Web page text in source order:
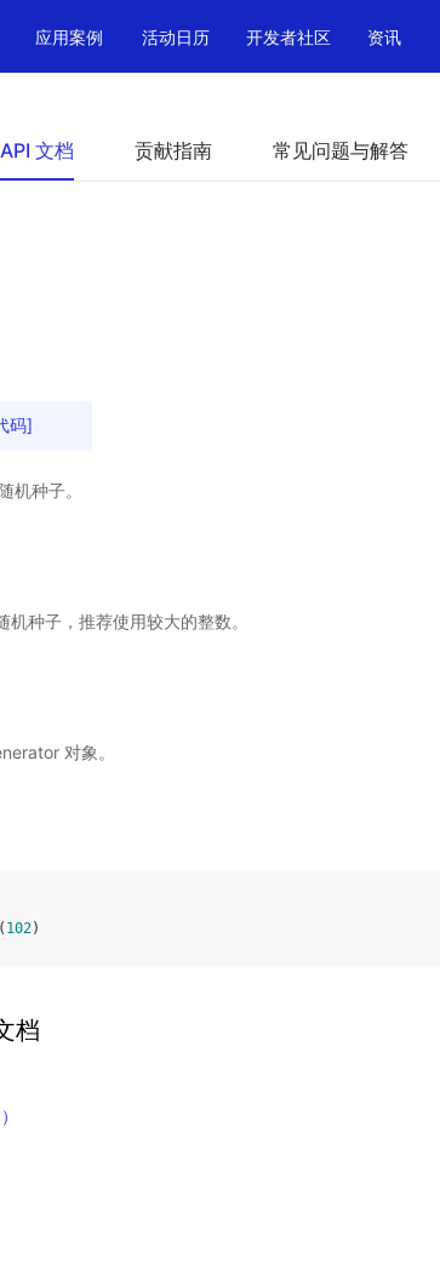
应用案例 活动日历 开发者社区 资讯
API 文档 贡献指南 常见问题与解答
码]
机种子。
种子，推荐使用较大的整数。
对象。
( 102)
档